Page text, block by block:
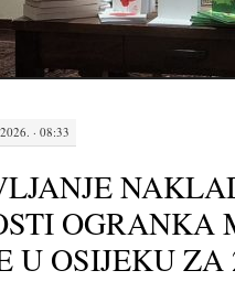
· 08:33
OGRANKA
U OSIJEKU ZA